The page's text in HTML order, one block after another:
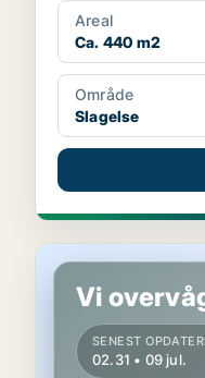
Areal
Ca. 440 m2
Område
Slagelse
Ejendom i Slagelse
Vi
SENEST
02.31 • 09 jul.